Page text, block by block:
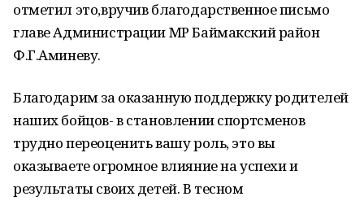
отметил это,вручив благодарственное письмо
главе Администрации МР Баймакский район
Ф.Г.Аминеву.
Благодарим за оказанную поддержку родителей
наших бойцов- в становлении спортсменов
трудно переоценить вашу роль, это вы
оказываете огромное влияние на успехи и
результаты своих детей. В тесном